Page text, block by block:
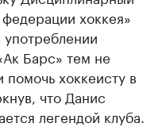
хоккея»
употреблении
Барс» тем не
помочь хоккеисту в
что Данис
легендой клуба.